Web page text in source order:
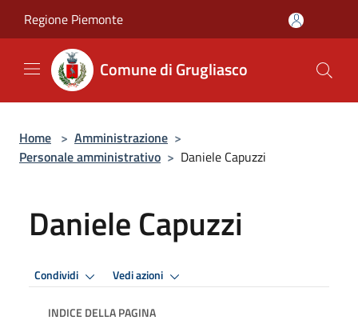
Regione Piemonte
Comune di Grugliasco
Home > Amministrazione >
Personale amministrativo > Daniele Capuzzi
Daniele Capuzzi
Condividi Vedi azioni
INDICE DELLA PAGINA